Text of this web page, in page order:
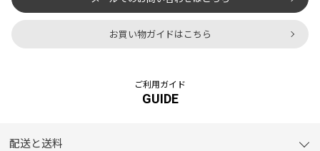
お買い物ガイドはこちら
ご利用ガイド
GUIDE
配送と送料